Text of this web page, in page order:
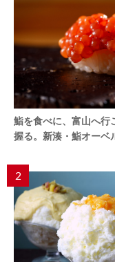
鮨を食べに、富山へ行
握る。新湊・鮨オーベ
2